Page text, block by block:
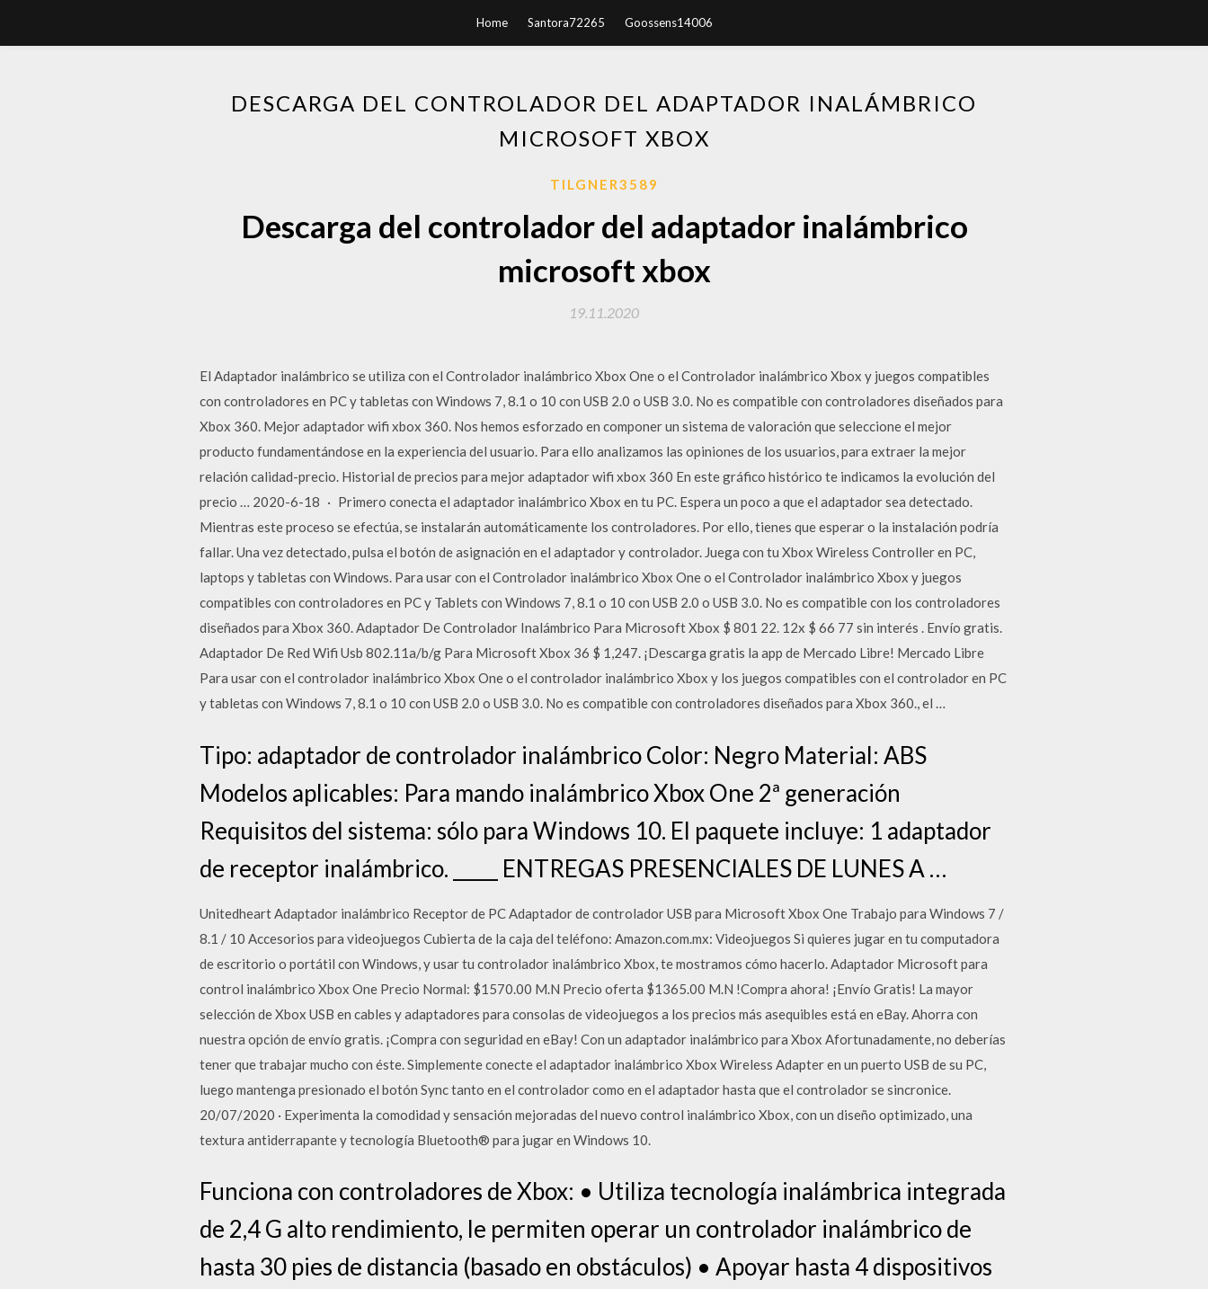
Home Santora72265 Goossens14006
DESCARGA DEL CONTROLADOR DEL ADAPTADOR INALÁMBRICO
MICROSOFT XBOX
TILGNER3589
Descarga del controlador del adaptador inalámbrico
microsoft xbox
19.11.2020
El Adaptador inalámbrico se utiliza con el Controlador inalámbrico Xbox One o el Controlador inalámbrico Xbox y juegos compatibles
con controladores en PC y tabletas con Windows 7, 8.1 o 10 con USB 2.0 o USB 3.0. No es compatible con controladores diseñados para
Xbox 360. Mejor adaptador wifi xbox 360. Nos hemos esforzado en componer un sistema de valoración que seleccione el mejor
producto fundamentándose en la experiencia del usuario. Para ello analizamos las opiniones de los usuarios, para extraer la mejor
relación calidad-precio. Historial de precios para mejor adaptador wifi xbox 360 En este gráfico histórico te indicamos la evolución del
precio … 2020-6-18 · Primero conecta el adaptador inalámbrico Xbox en tu PC. Espera un poco a que el adaptador sea detectado.
Mientras este proceso se efectúa, se instalarán automáticamente los controladores. Por ello, tienes que esperar o la instalación podría
fallar. Una vez detectado, pulsa el botón de asignación en el adaptador y controlador. Juega con tu Xbox Wireless Controller en PC,
laptops y tabletas con Windows. Para usar con el Controlador inalámbrico Xbox One o el Controlador inalámbrico Xbox y juegos
compatibles con controladores en PC y Tablets con Windows 7, 8.1 o 10 con USB 2.0 o USB 3.0. No es compatible con los controladores
diseñados para Xbox 360. Adaptador De Controlador Inalámbrico Para Microsoft Xbox $ 801 22. 12x $ 66 77 sin interés . Envío gratis.
Adaptador De Red Wifi Usb 802.11a/b/g Para Microsoft Xbox 36 $ 1,247. ¡Descarga gratis la app de Mercado Libre! Mercado Libre
Para usar con el controlador inalámbrico Xbox One o el controlador inalámbrico Xbox y los juegos compatibles con el controlador en PC
y tabletas con Windows 7, 8.1 o 10 con USB 2.0 o USB 3.0. No es compatible con controladores diseñados para Xbox 360., el …
Tipo: adaptador de controlador inalámbrico Color: Negro Material: ABS
Modelos aplicables: Para mando inalámbrico Xbox One 2ª generación
Requisitos del sistema: sólo para Windows 10. El paquete incluye: 1 adaptador
de receptor inalámbrico. _____ ENTREGAS PRESENCIALES DE LUNES A …
Unitedheart Adaptador inalámbrico Receptor de PC Adaptador de controlador USB para Microsoft Xbox One Trabajo para Windows 7 /
8.1 / 10 Accesorios para videojuegos Cubierta de la caja del teléfono: Amazon.com.mx: Videojuegos Si quieres jugar en tu computadora
de escritorio o portátil con Windows, y usar tu controlador inalámbrico Xbox, te mostramos cómo hacerlo. Adaptador Microsoft para
control inalámbrico Xbox One Precio Normal: $1570.00 M.N Precio oferta $1365.00 M.N !Compra ahora! ¡Envío Gratis! La mayor
selección de Xbox USB en cables y adaptadores para consolas de videojuegos a los precios más asequibles está en eBay. Ahorra con
nuestra opción de envío gratis. ¡Compra con seguridad en eBay! Con un adaptador inalámbrico para Xbox Afortunadamente, no deberías
tener que trabajar mucho con éste. Simplemente conecte el adaptador inalámbrico Xbox Wireless Adapter en un puerto USB de su PC,
luego mantenga presionado el botón Sync tanto en el controlador como en el adaptador hasta que el controlador se sincronice.
20/07/2020 · Experimenta la comodidad y sensación mejoradas del nuevo control inalámbrico Xbox, con un diseño optimizado, una
textura antiderrapante y tecnología Bluetooth® para jugar en Windows 10.
Funciona con controladores de Xbox: • Utiliza tecnología inalámbrica integrada
de 2,4 G alto rendimiento, le permiten operar un controlador inalámbrico de
hasta 30 pies de distancia (basado en obstáculos) • Apoyar hasta 4 dispositivos